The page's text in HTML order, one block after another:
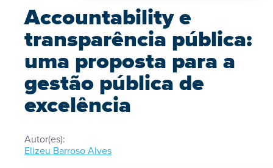
Accountability e
transparência pública:
uma proposta para a
gestão pública de
excelência
Autor(es):
Elizeu Barroso Alves